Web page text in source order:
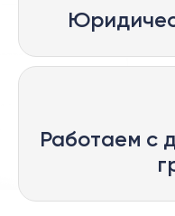
Работаем с